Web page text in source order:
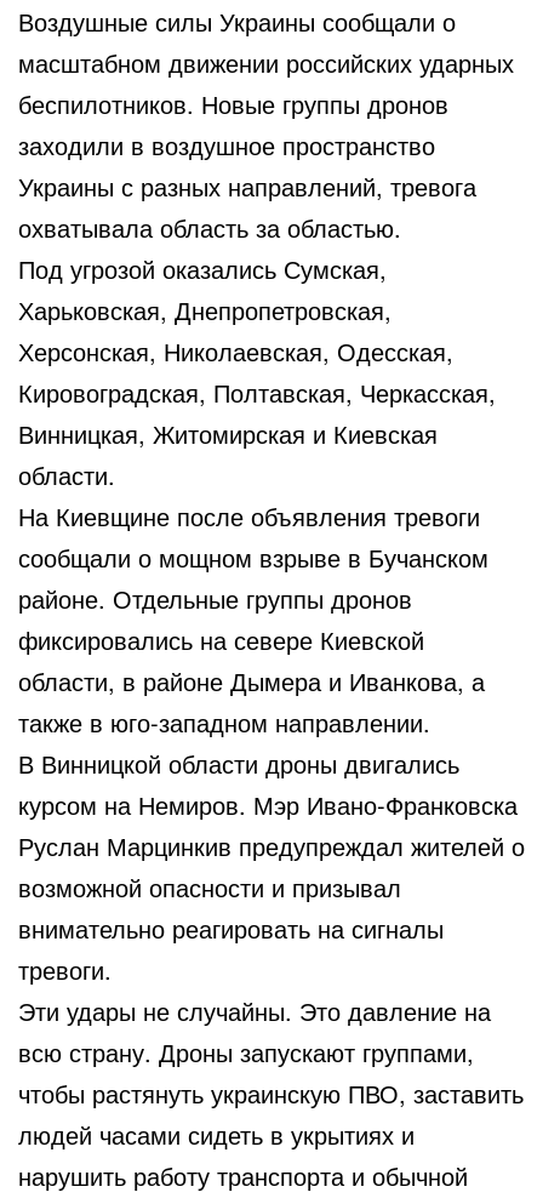
Воздушные силы Украины сообщали о
масштабном движении российских ударных
беспилотников. Новые группы дронов
заходили в воздушное пространство
Украины с разных направлений, тревога
охватывала область за областью.
Под угрозой оказались Сумская,
Харьковская, Днепропетровская,
Херсонская, Николаевская, Одесская,
Кировоградская, Полтавская, Черкасская,
Винницкая, Житомирская и Киевская
области.
На Киевщине после объявления тревоги
сообщали о мощном взрыве в Бучанском
районе. Отдельные группы дронов
фиксировались на севере Киевской
области, в районе Дымера и Иванкова, а
также в юго-западном направлении.
В Винницкой области дроны двигались
курсом на Немиров. Мэр Ивано-Франковска
Руслан Марцинкив предупреждал жителей о
возможной опасности и призывал
внимательно реагировать на сигналы
тревоги.
Эти удары не случайны. Это давление на
всю страну. Дроны запускают группами,
чтобы растянуть украинскую ПВО, заставить
людей часами сидеть в укрытиях и
нарушить работу транспорта и обычной